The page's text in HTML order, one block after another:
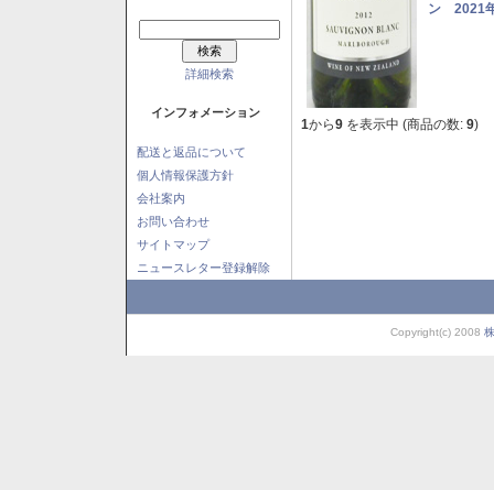
詳細検索
インフォメーション
配送と返品について
個人情報保護方針
会社案内
お問い合わせ
サイトマップ
ニュースレター登録解除
ン 2021
1から9 を表示中 (商品の数: 9)
Copyright(c) 2008